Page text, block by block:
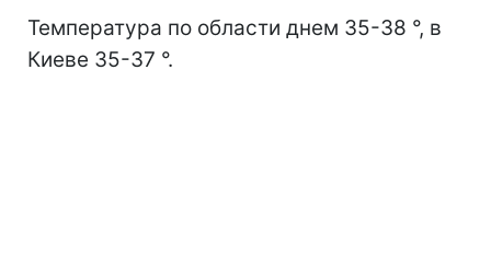
Температура по области днем 35-38 °, в
Киеве 35-37 °.